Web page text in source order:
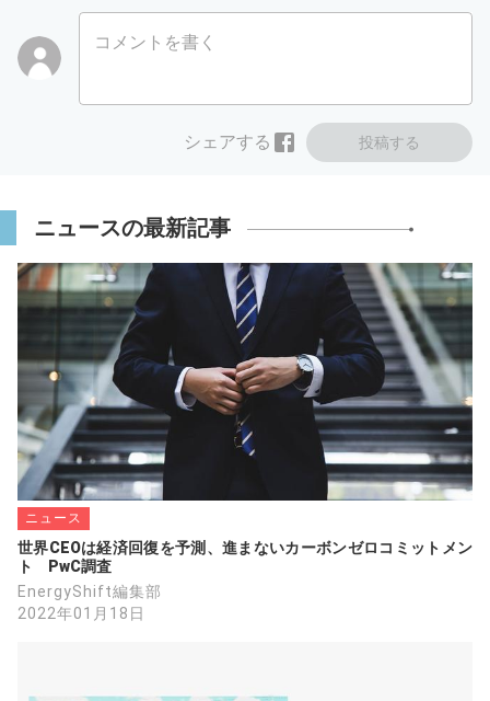
コメントを書く
投稿する
シェアする
ニュースの最新記事
ニュース
世界CEOは経済回復を予測、進まないカーボンゼロコミットメン
ト　PwC調査
EnergyShift編集部
2022年01月18日